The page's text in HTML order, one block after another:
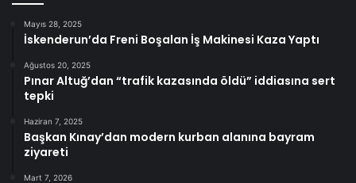
Mayıs 28, 2025
İskenderun’da Freni Boşalan İş Makinesi Kaza Yaptı
Ağustos 20, 2025
Pınar Altuğ’dan “trafik kazasında öldü” iddiasına sert
tepki
Haziran 7, 2025
Başkan Kınay’dan modern kurban alanına bayram
ziyareti
Mart 7, 2026